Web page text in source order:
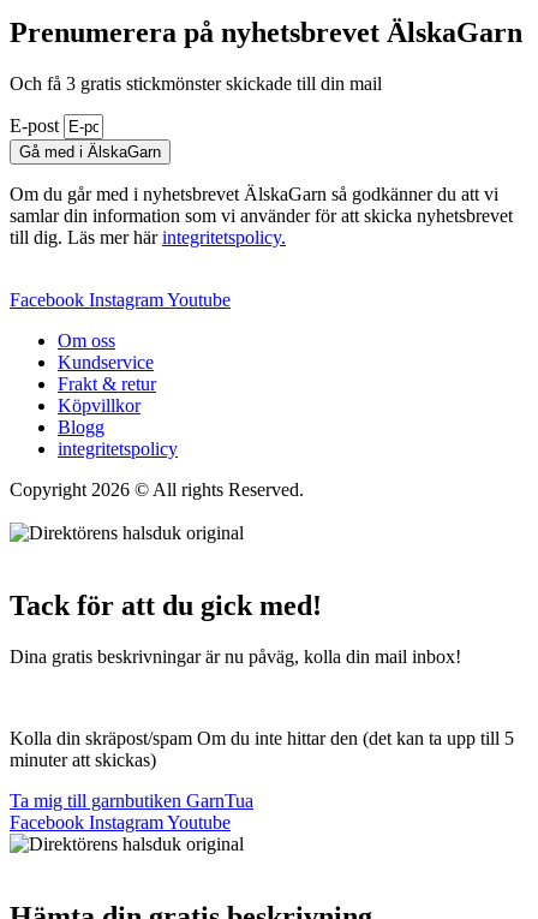
Prenumerera på nyhetsbrevet ÄlskaGarn
Och få 3 gratis stickmönster skickade till din mail
E-post
Gå med i ÄlskaGarn
Om du går med i nyhetsbrevet ÄlskaGarn så godkänner du att vi
samlar din information som vi använder för att skicka nyhetsbrevet
till dig. Läs mer härintegritetspolicy.
Facebook InstagramYoutube
Om oss
Kundservice
Frakt & retur
Köpvillkor
Blogg
integritetspolicy
Copyright 2026 © All rights Reserved.
Tack för att du gick med!
Dina gratis beskrivningar är nu påväg, kolla din mail inbox!
Kolla din skräpost/spam Om du inte hittar den (det kan ta upp till 5
minuter att skickas)
Ta mig till garnbutiken GarnTua
Facebook InstagramYoutube